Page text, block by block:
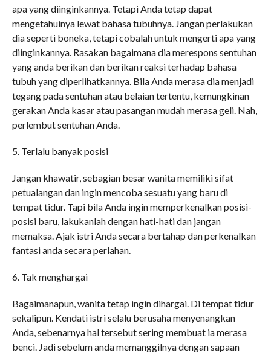
apa yang diinginkannya. Tetapi Anda tetap dapat
mengetahuinya lewat bahasa tubuhnya. Jangan perlakukan
dia seperti boneka, tetapi cobalah untuk mengerti apa yang
diinginkannya. Rasakan bagaimana dia merespons sentuhan
yang anda berikan dan berikan reaksi terhadap bahasa
tubuh yang diperlihatkannya. Bila Anda merasa dia menjadi
tegang pada sentuhan atau belaian tertentu, kemungkinan
gerakan Anda kasar atau pasangan mudah merasa geli. Nah,
perlembut sentuhan Anda.
5. Terlalu banyak posisi
Jangan khawatir, sebagian besar wanita memiliki sifat
petualangan dan ingin mencoba sesuatu yang baru di
tempat tidur. Tapi bila Anda ingin memperkenalkan posisi-
posisi baru, lakukanlah dengan hati-hati dan jangan
memaksa. Ajak istri Anda secara bertahap dan perkenalkan
fantasi anda secara perlahan.
6. Tak menghargai
Bagaimanapun, wanita tetap ingin dihargai. Di tempat tidur
sekalipun. Kendati istri selalu berusaha menyenangkan
Anda, sebenarnya hal tersebut sering membuat ia merasa
benci. Jadi sebelum anda memanggilnya dengan sapaan